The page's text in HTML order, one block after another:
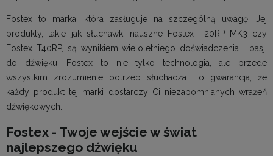
Fostex to marka, która zasługuje na szczególną uwagę. Jej
produkty, takie jak słuchawki nauszne Fostex T20RP MK3 czy
Fostex T40RP, są wynikiem wieloletniego doświadczenia i pasji
do dźwięku. Fostex to nie tylko technologia, ale przede
wszystkim zrozumienie potrzeb słuchacza. To gwarancja, że
każdy produkt tej marki dostarczy Ci niezapomnianych wrażeń
dźwiękowych.
Fostex - Twoje wejście w świat
najlepszego dźwięku